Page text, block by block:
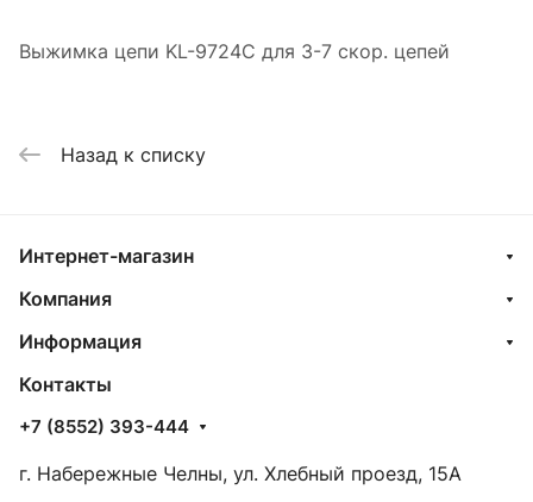
Выжимка цепи KL-9724C для 3-7 скор. цепей
Назад к списку
Интернет-магазин
Компания
Информация
Контакты
+7 (8552) 393-444
г. Набережные Челны, ул. Хлебный проезд, 15А